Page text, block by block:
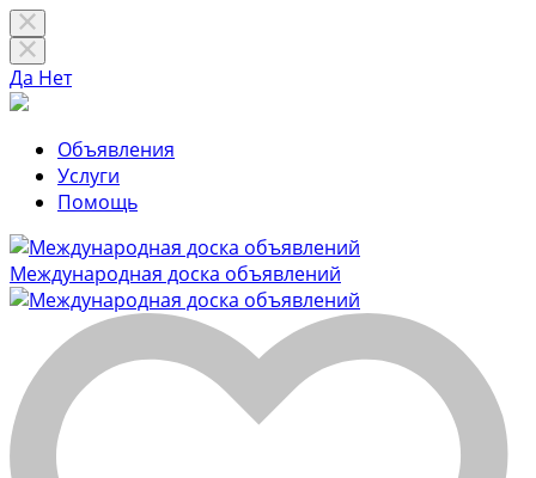
Да Нет
Объявления
Услуги
Помощь
Международная доска объявлений